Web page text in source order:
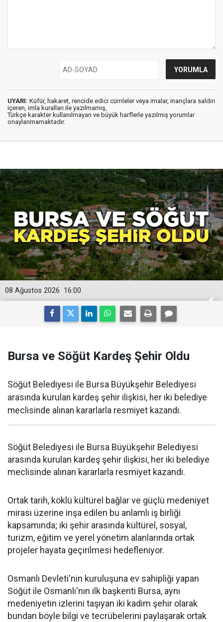
UYARI: Küfür, hakaret, rencide edici cümleler veya imalar, inançlara saldırı
içeren, imla kuralları ile yazılmamış,
Türkçe karakter kullanılmayan ve büyük harflerle yazılmış yorumlar
onaylanmamaktadır.
16:00
08 Ağustos 2026
Bursa ve Söğüt Kardeş Şehir Oldu
Söğüt Belediyesi ile Bursa Büyükşehir Belediyesi
arasında kurulan kardeş şehir ilişkisi, her iki belediye
meclisinde alınan kararlarla resmiyet kazandı.
Söğüt Belediyesi ile Bursa Büyükşehir Belediyesi
arasında kurulan kardeş şehir ilişkisi, her iki belediye
meclisinde alınan kararlarla resmiyet kazandı.
Ortak tarih, köklü kültürel bağlar ve güçlü medeniyet
mirası üzerine inşa edilen bu anlamlı iş birliği
kapsamında; iki şehir arasında kültürel, sosyal,
turizm, eğitim ve yerel yönetim alanlarında ortak
projeler hayata geçirilmesi hedefleniyor.
Osmanlı Devleti'nin kuruluşuna ev sahipliği yapan
Söğüt ile Osmanlı'nın ilk başkenti Bursa, aynı
medeniyetin izlerini taşıyan iki kadim şehir olarak
bundan böyle bilgi ve tecrübelerini paylaşarak ortak